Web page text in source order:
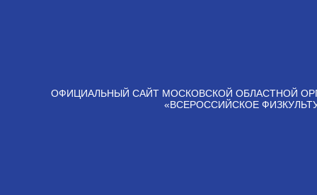
ОФИЦИАЛЬНЫЙ САЙТ МОСКОВСКОЙ ОБЛАСТНОЙ
«ВСЕРОССИЙСКОЕ